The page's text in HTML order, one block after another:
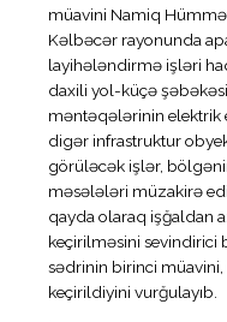
müavini Namiq
Kəlbəcər rayonunda
layihələndirmə işləri
daxili yol-küçə
məntəqələrinin elektrik
digər infrastruktur
görüləcək işlər,
məsələləri müzakirə
qayda olaraq işğaldan
keçirilməsini
sədrinin birinci
keçirildiyini vurğulayıb.